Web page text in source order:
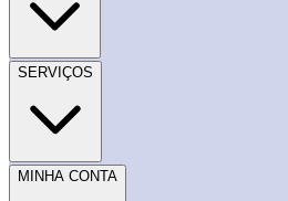
SERVIÇOS
MINHA CONTA